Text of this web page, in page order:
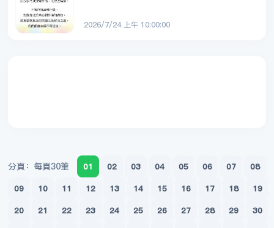
2026/7/24 上午 10:00:00
分頁：每頁30筆 01 02 03 04 05 06 07
08
09
10 11 12 13 14 15 16 17 18
19
20
21 22 23 24 25 26 27 28 29
30